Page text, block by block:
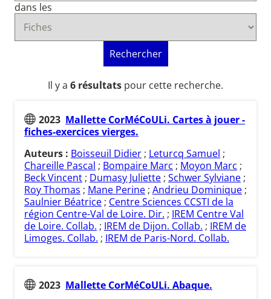
dans les
Rechercher
Il y a 6 résultats pour cette recherche.
2023 Mallette CorMéCoULi. Cartes à jouer -
fiches-exercices vierges.
Auteurs : Boisseuil Didier ; Leturcq Samuel ;
Chareille Pascal ; Bompaire Marc ; Moyon Marc ;
Beck Vincent ; Dumasy Juliette ; Schwer Sylviane ;
Roy Thomas ; Mane Perine ; Andrieu Dominique ;
Saulnier Béatrice ; Centre Sciences CCSTI de la
région Centre-Val de Loire. Dir. ; IREM Centre Val
de Loire. Collab. ; IREM de Dijon. Collab. ; IREM de
Limoges. Collab. ; IREM de Paris-Nord. Collab.
2023 Mallette CorMéCoULi. Abaque.